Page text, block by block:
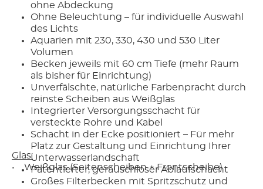
ohne Abdeckung
Ohne Beleuchtung – für individuelle Auswahl
des Lichts
Aquarien mit 230, 330, 430 und 530 Liter
Volumen
Becken jeweils mit 60 cm Tiefe (mehr Raum
als bisher für Einrichtung)
Unverfälschte, natürliche Farbenpracht durch
reinste Scheiben aus Weißglas
Integrierter Versorgungsschacht für
versteckte Rohre und Kabel
Schacht in der Ecke positioniert – Für mehr
Platz zur Gestaltung und Einrichtung Ihrer
Unterwasserlandschaft
Patentierter, geräuschloser Ablaufschacht
Großes Filterbecken mit Spritzschutz und
Glas:
• Weißglas (Seitenscheiben + Frontscheibe)